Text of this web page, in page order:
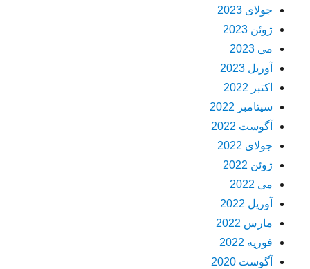
جولای 2023
ژوئن 2023
می 2023
آوریل 2023
اکتبر 2022
سپتامبر 2022
آگوست 2022
جولای 2022
ژوئن 2022
می 2022
آوریل 2022
مارس 2022
فوریه 2022
آگوست 2020